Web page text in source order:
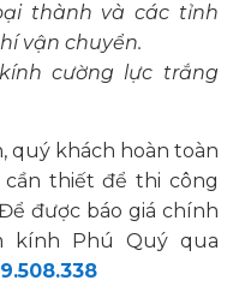
thành và các tỉnh
vận chuyển.
cường lực trắng
quý khách hoàn toàn
thiết để thi công
được báo giá chính
kính Phú Quý qua